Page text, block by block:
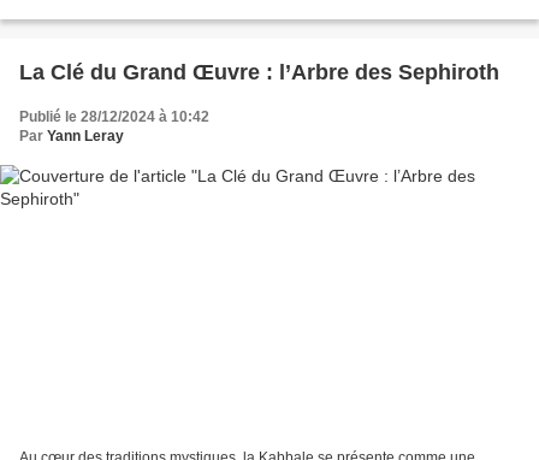
La Clé du Grand Œuvre : l’Arbre des Sephiroth
Publié le 28/12/2024 à 10:42
Par Yann Leray